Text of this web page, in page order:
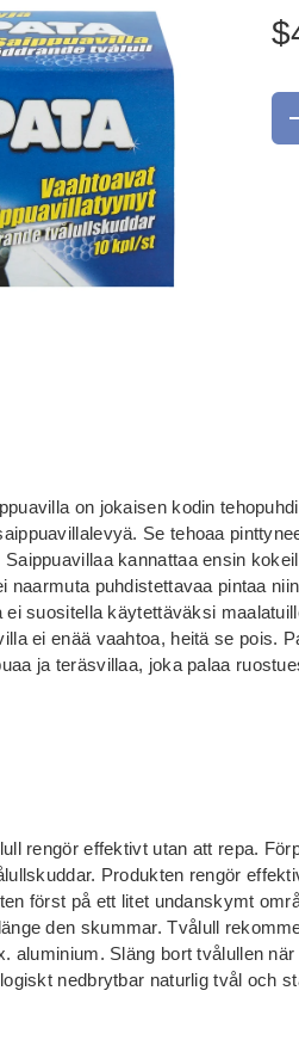
on jokaisen kodin
Se tehoaa
Saippuavillaa kannattaa ensin
naarmuta puhdistettavaa pintaa
ei suositella käytettäväksi
ei enää vaahtoa, heitä se pois.
ja teräsvillaa, joka palaa
rengör effektivt utan att repa.
Produkten rengör
först på ett litet undanskymt
den skummar. Tvålull
aluminium. Släng bort tvålullen
nedbrytbar naturlig tvål och